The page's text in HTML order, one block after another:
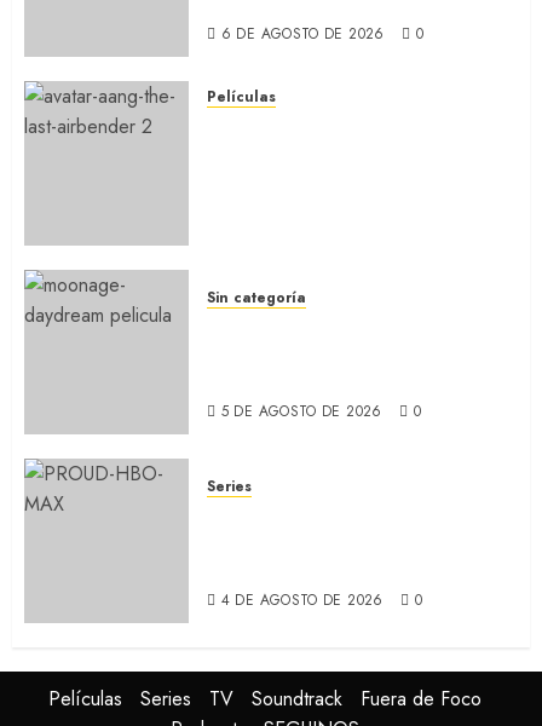
6 DE AGOSTO DE 2026 0
Películas
Sin categoría
5 DE AGOSTO DE 2026 0
Series
4 DE AGOSTO DE 2026 0
Películas Series TV Soundtrack
Fuera de Foco